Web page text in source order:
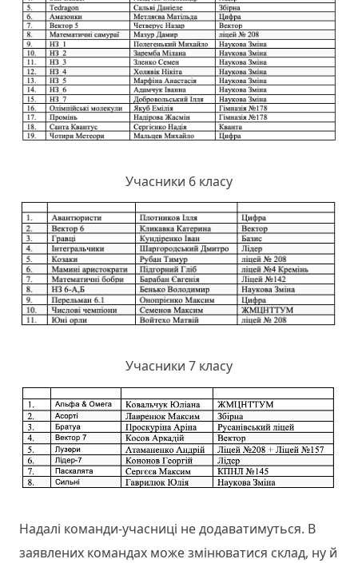
Учасники 6 класу
Учасники 7 класу
Надалі команди-учасниці не додаватимуться. В
заявлених командах може змінюватися склад, ну й